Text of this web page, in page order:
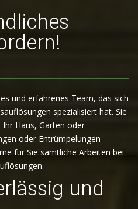
und erfahrenes Team, das sich
spezialisiert hat. Sie
Ihr Haus, Garten oder
oder Entrümpelungen
für Sie sämtliche Arbeiten bei
und